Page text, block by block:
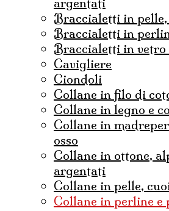
braccialetti in
braccialetti in
braccialetti in vetro
cavigliere
ciondoli
collane in filo di
collane in legno e
collane in madreperla, conchiglia e
osso
collane in ottone, alpaca e metalli
argentati
collane in pelle,
collane in perline e